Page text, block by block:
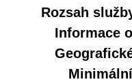
Rozsah
Informace